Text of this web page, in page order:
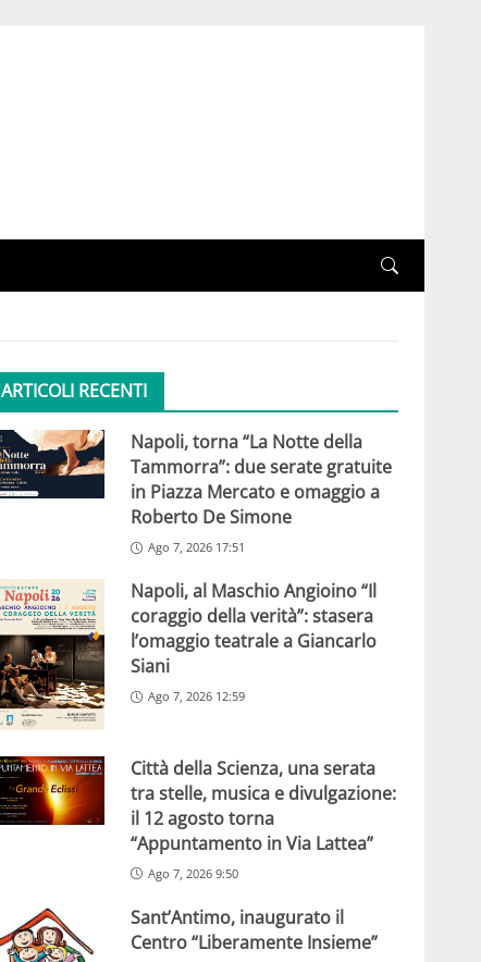
ARTICOLI RECENTI
Napoli, torna “La Notte della
Tammorra”: due serate gratuite
in Piazza Mercato e omaggio a
Roberto De Simone
Ago 7, 2026 17:51
Napoli, al Maschio Angioino “Il
coraggio della verità”: stasera
l’omaggio teatrale a Giancarlo
Siani
Ago 7, 2026 12:59
Città della Scienza, una serata
tra stelle, musica e divulgazione:
il 12 agosto torna
“Appuntamento in Via Lattea”
Ago 7, 2026 9:50
Sant’Antimo, inaugurato il
Centro “Liberamente Insieme”